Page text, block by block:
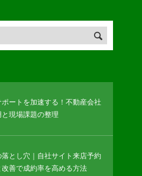
ートを加速する！不動産会社
現場課題の整理
とし穴｜自社サイト来店予約
善で成約率を高める方法